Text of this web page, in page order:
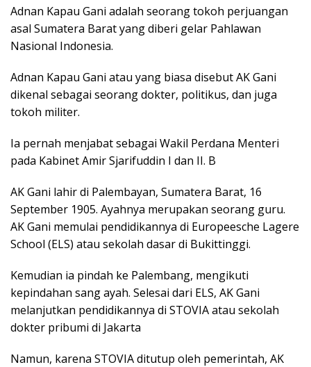
Adnan Kapau Gani adalah seorang tokoh perjuangan
asal Sumatera Barat yang diberi gelar Pahlawan
Nasional Indonesia.
Adnan Kapau Gani atau yang biasa disebut AK Gani
dikenal sebagai seorang dokter, politikus, dan juga
tokoh militer.
Ia pernah menjabat sebagai Wakil Perdana Menteri
pada Kabinet Amir Sjarifuddin I dan II. B
AK Gani lahir di Palembayan, Sumatera Barat, 16
September 1905. Ayahnya merupakan seorang guru.
AK Gani memulai pendidikannya di Europeesche Lagere
School (ELS) atau sekolah dasar di Bukittinggi.
Kemudian ia pindah ke Palembang, mengikuti
kepindahan sang ayah. Selesai dari ELS, AK Gani
melanjutkan pendidikannya di STOVIA atau sekolah
dokter pribumi di Jakarta
Namun, karena STOVIA ditutup oleh pemerintah, AK